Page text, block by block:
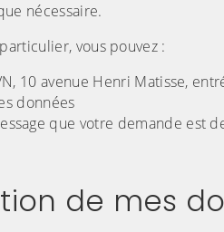
nécessaire.
vous pouvez :
10 avenue Henri Matisse,
données
que votre demande est
de mes